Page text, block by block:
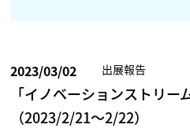
2023/03/02 出展報告
「イノベーションストリー
（2023/2/21～2/22）